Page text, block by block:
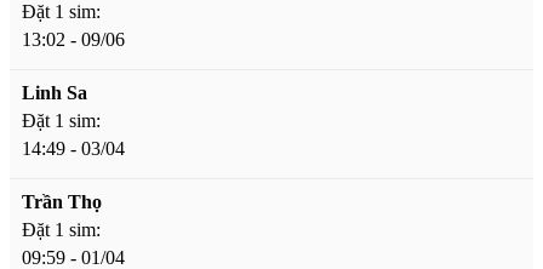
Đặt 1 sim:
13:02 - 09/06
Linh Sa
Đặt 1 sim:
14:49 - 03/04
Trần Thọ
Đặt 1 sim:
09:59 - 01/04